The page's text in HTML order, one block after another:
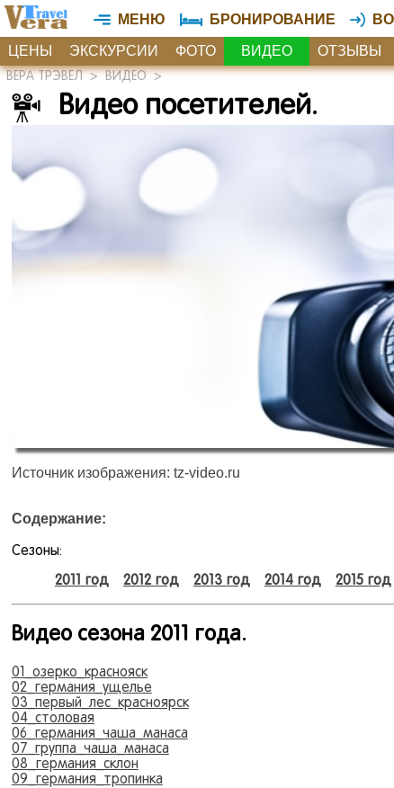
МЕНЮ БРОНИРОВАНИЕ
ЦЕНЫ ЭКСКУРСИИ ФОТО ВИДЕО ОТЗЫВЫ
ВЕРА ТРЭВЕЛ>ВИДЕО>
Видео посетителей.
Источник изображения: tz-video.ru
Содержание:
Сезоны:
2011 год 2012 год 2013 год 2014 год 2015 год
Видео сезона 2011 года.
01_озерко_краснояск
02_германия_ущелье
03_первый_лес_красноярск
04_столовая
06_германия_чаша_манаса
07_группа_чаша_манаса
08_германия_склон
09_германия_тропинка